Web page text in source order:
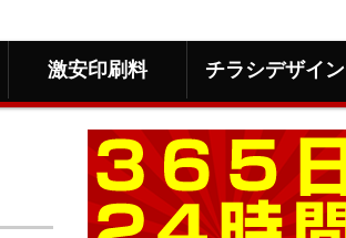
激安印刷料 チラシデザイン